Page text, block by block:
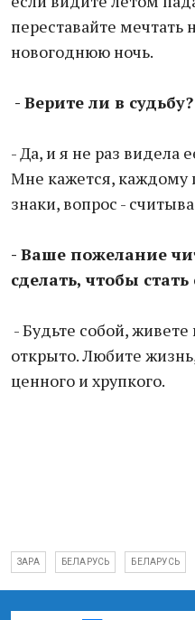
переставайте
новогоднюю ночь.
- Верите ли в судьбу?
- Да, и я не раз видела
Мне кажется, каждому
знаки, вопрос -
- Ваше пожелание
сделать, чтобы
- Будьте собой,
открыто. Любите
ценного и хрупкого.
ЗАРА БЕЛАРУСЬ БЕЛАРУСЬ